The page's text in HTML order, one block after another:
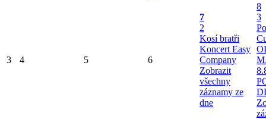
3 4 5 6
7
2
Kosí bratři
Koncert Easy
Company
Zobrazit
všechny
záznamy ze
dne
8
3